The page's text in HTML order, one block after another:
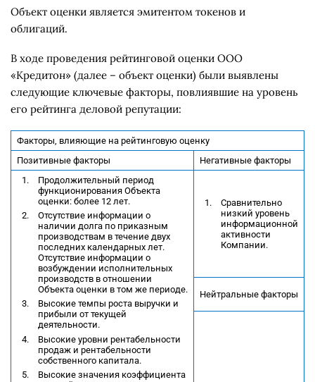
Объект оценки является эмитентом токенов и
облигаций.
В ходе проведения рейтинговой оценки ООО
«Кредитон» (далее – объект оценки) были выявлены
следующие ключевые факторы, повлиявшие на уровень
его рейтинга деловой репутации:
Факторы, влияющие на рейтинговую оценку
Позитивные факторы
Негативные факторы
Продолжительный период
функционирования Объекта
оценки: более 12 лет.
Отсутствие информации о
наличии долга по приказным
производствам в течение двух
последних календарных лет.
Отсутствие информации о
возбуждении исполнительных
производств в отношении
Объекта оценки в том же периоде.
Высокие темпы роста выручки и
прибыли от текущей
деятельности.
Высокие уровни рентабельности
продаж и рентабельности
собственного капитала.
Высокие значения коэффициента
Сравнительно
низкий уровень
информационной
активности
Компании.
Нейтральные факторы